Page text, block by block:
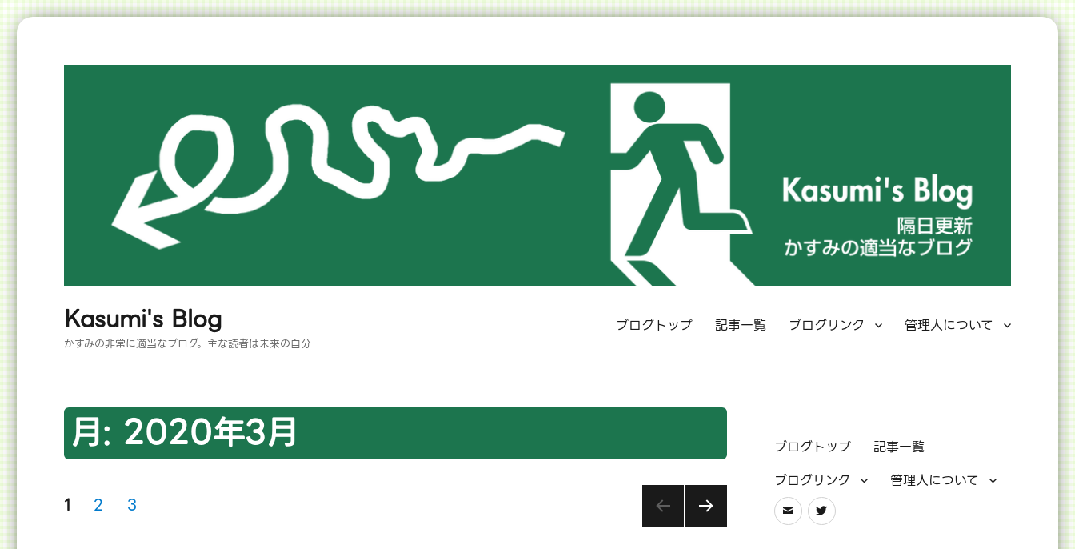
Kasumi's Blog
かすみの非常に適当なブログ。主な読者は未来の自分
ブログトップ 記事一覧 ブログリンク 管理人について
月: 2020年3月
投
ペ
1 ペ
2 ペ
3
次の
ブログトップ
記事一覧
ブログリンク
管理人について
メ
Twitter